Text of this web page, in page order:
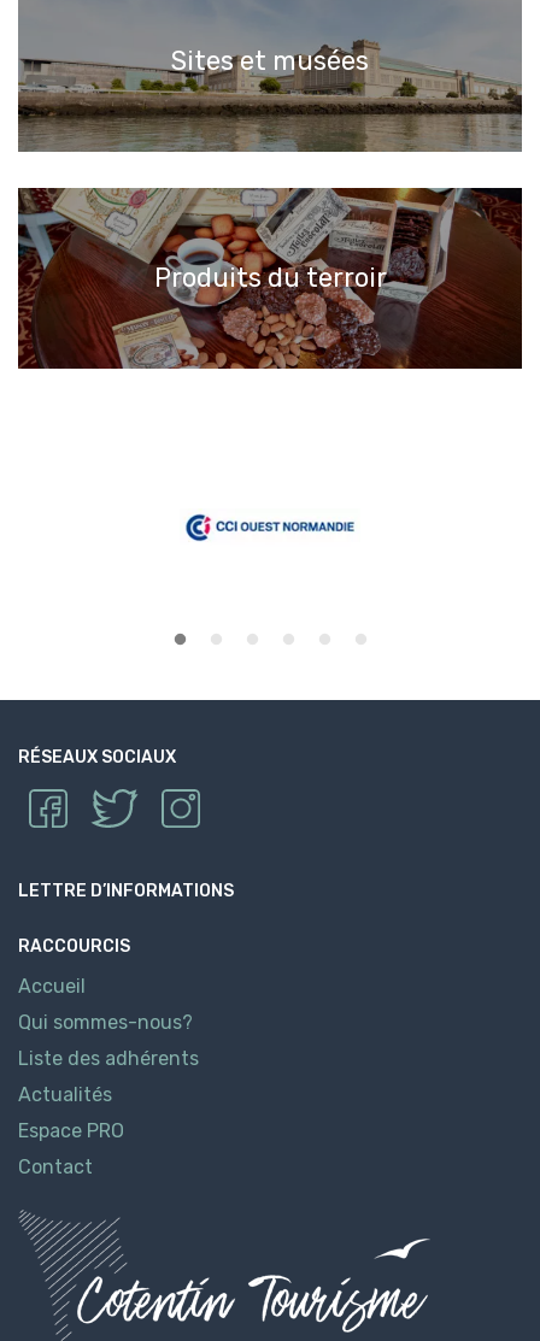
Sites et musées
Produits du terroir
RÉSEAUX SOCIAUX
LETTRE D’INFORMATIONS
RACCOURCIS
Accueil
Qui sommes-nous?
Liste des adhérents
Actualités
Espace PRO
Contact